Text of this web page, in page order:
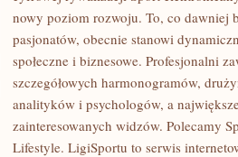
ANALIZY
PROGNOZY
nowy poziom rozwoju. To, co dawniej
pasjonatów, obecnie stanowi
społeczne i biznesowe. Profesjonalni
szczegółowych harmonogramów,
analityków i psychologów, a
zainteresowanych widzów. Polecamy
Lifestyle. LigiSportu to serwis